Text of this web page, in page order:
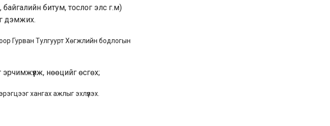
байгалийн битум, тослог элс г.м)
дэмжих.
Гурван Тулгуурт Хөгжлийн бодлогын
нөөцийг өсгөх;
хангах ажлыг эхлүүлэх.